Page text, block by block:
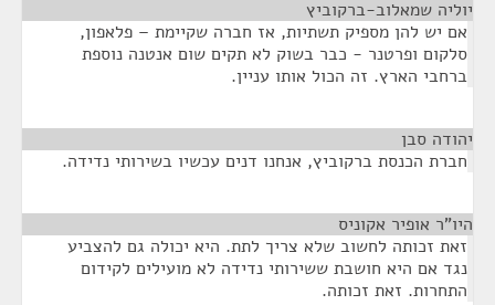
יוליה שמאלוב-ברקוביץ
אם יש להן מספיק תשתיות, אז חברה שקיימת – פלאפון,
סלקום ופרטנר - כבר בשוק לא תקים שום אנטנה נוספת
ברחבי הארץ. זה הכול אותו עניין.
יהודה סבן
חברת הכנסת ברקוביץ, אנחנו דנים עכשיו בשירותי נדידה.
היו"ר אופיר אקוניס
זאת זכותה לחשוב שלא צריך לתת. היא יכולה גם להצביע
נגד אם היא חושבת ששירותי נדידה לא מועילים לקידום
התחרות. זאת זכותה.